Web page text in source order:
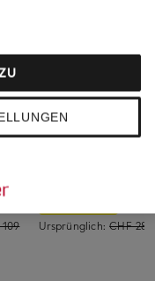
CITIZENS of
HUMANITY
Ursprünglich:CHF 289